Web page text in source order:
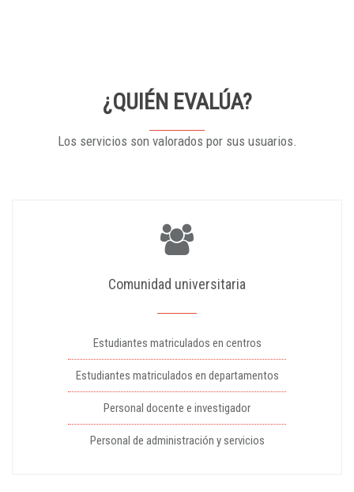
¿QUIÉN EVALÚA?
Los servicios son valorados por sus usuarios.
Comunidad universitaria
Estudiantes matriculados en centros
Estudiantes matriculados en departamentos
Personal docente e investigador
Personal de administración y servicios